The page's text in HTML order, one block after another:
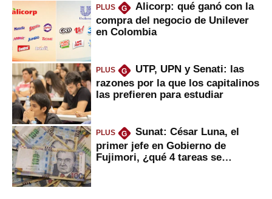
PLUS G
Alicorp: qué ganó con la
compra del negocio de Unilever
en Colombia
PLUS G
UTP, UPN y Senati: las
razones por la que los capitalinos
las prefieren para estudiar
PLUS G
Sunat: César Luna, el
primer jefe en Gobierno de
Fujimori, ¿qué 4 tareas se